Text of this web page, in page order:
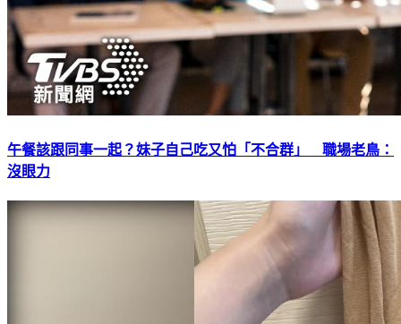
午餐該跟同事一起？妹子自己吃又怕「不合群」 職場老鳥：
沒眼力